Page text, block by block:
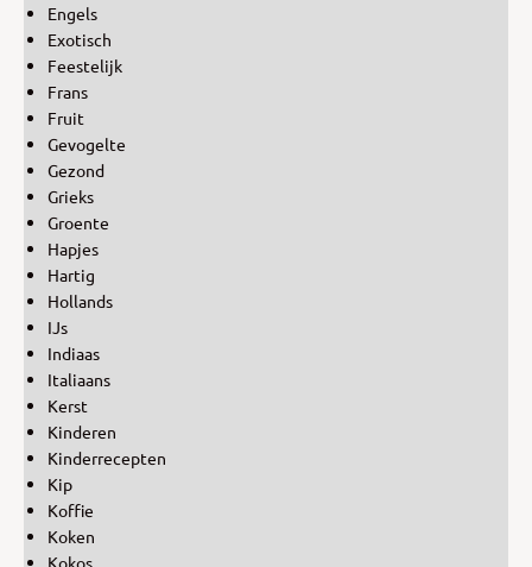
Engels
Exotisch
Feestelijk
Frans
Fruit
Gevogelte
Gezond
Grieks
Groente
Hapjes
Hartig
Hollands
IJs
Indiaas
Italiaans
Kerst
Kinderen
Kinderrecepten
Kip
Koffie
Koken